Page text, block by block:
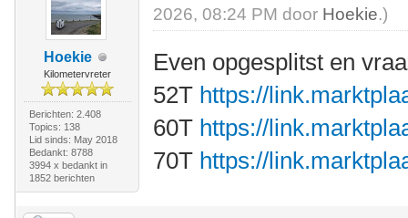
Hoekie
Kilometervreter
Berichten: 2.408
Topics: 138
Lid sinds: May 2018
Bedankt: 8788
3994 x bedankt in
1852 berichten
2026, 08:24 PM door Hoekie.)
Even opgesplitst en
52T https://
60T https://
70T https://